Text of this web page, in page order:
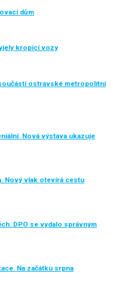
dům
kropicí vozy
ostravské metropolitní
Nová výstava ukazuje
Nový vlak otevírá cestu
DPO se vydalo správným
Na začátku srpna